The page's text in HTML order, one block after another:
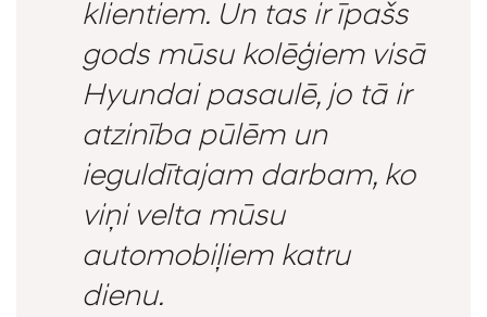
klientiem. Un tas ir īpašs
gods mūsu kolēģiem visā
Hyundai pasaulē, jo tā ir
atzinība pūlēm un
ieguldītajam darbam, ko
viņi velta mūsu
automobiļiem katru
dienu.